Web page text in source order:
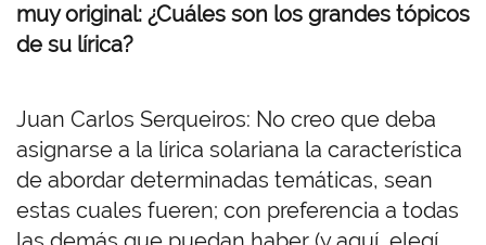
muy original: ¿Cuáles son los grandes tópicos
de su lírica?
Juan Carlos Serqueiros: No creo que deba
asignarse a la lírica solariana la característica
de abordar determinadas temáticas, sean
estas cuales fueren; con preferencia a todas